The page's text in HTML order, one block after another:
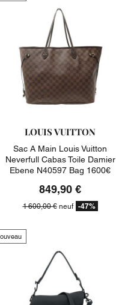
LOUIS VUITTON
Sac A Main Louis Vuitton
Neverfull Cabas Toile Damier
Ebene N40597 Bag 1600€
849,90 €
1 600,00 €neuf -47%